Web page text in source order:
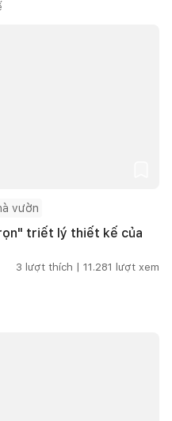
vườn
triết lý thiết kế của
3 lượt thích | 11.281 lượt xem